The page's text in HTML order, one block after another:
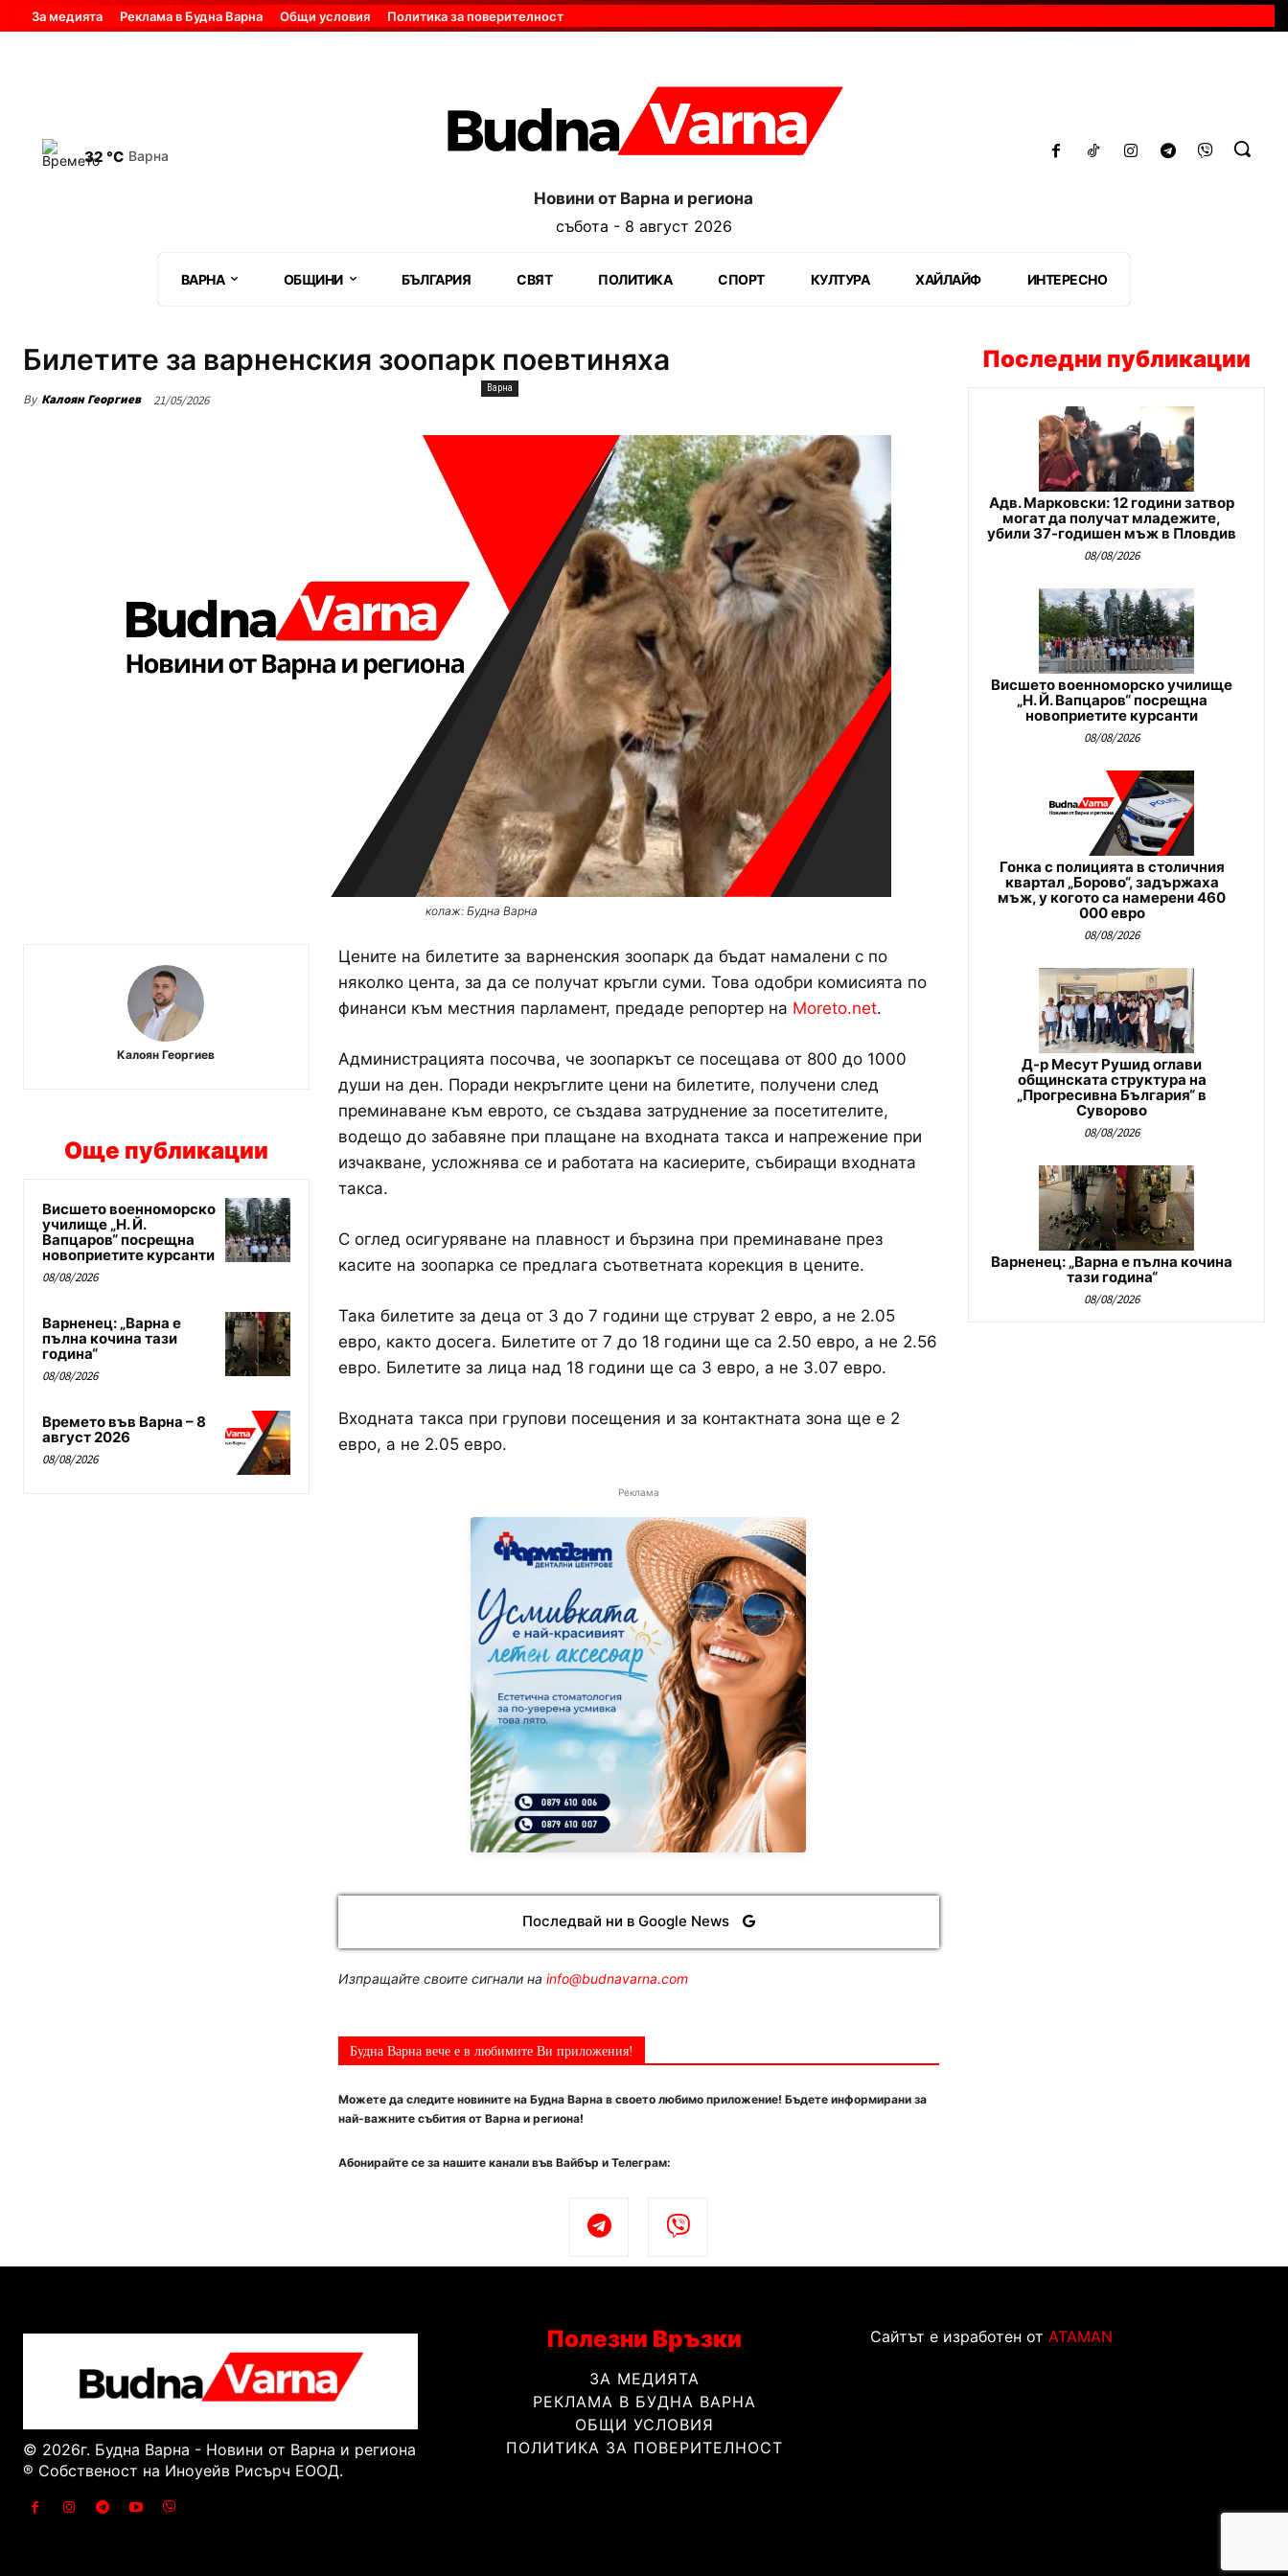
За медията Реклама в Будна Варна Общи условия Политика за поверителност
32 °C Варна
Новини от Варна и региона
събота - 8 август 2026
ВАРНА ОБЩИНИ БЪЛГАРИЯ СВЯТ ПОЛИТИКА СПОРТ КУЛТУРА ХАЙЛАЙФ ИНТЕРЕСНО
Билетите за варненския зоопарк поевтиняха
By Калоян Георгиев 21/05/2026
Варна
колаж: Будна Варна
Калоян Георгиев
Още публикации
Висшето военноморско
училище „Н. Й.
Вапцаров“ посрещна
новоприетите курсанти
08/08/2026
Варненец: „Варна е
пълна кочина тази
година“
08/08/2026
Времето във Варна – 8
август 2026
08/08/2026
Цените на билетите за варненския зоопарк да бъдат намалени с по
няколко цента, за да се получат кръгли суми. Това одобри комисията по
финанси към местния парламент, предаде репортер на Moreto.net.
Администрацията посочва, че зоопаркът се посещава от 800 до 1000
души на ден. Поради некръглите цени на билетите, получени след
преминаване към еврото, се създава затруднение за посетителите,
водещо до забавяне при плащане на входната такса и напрежение при
изчакване, усложнява се и работата на касиерите, събиращи входната
такса.
С оглед осигуряване на плавност и бързина при преминаване през
касите на зоопарка се предлага съответната корекция в цените.
Така билетите за деца от 3 до 7 години ще струват 2 евро, а не 2.05
евро, както досега. Билетите от 7 до 18 години ще са 2.50 евро, а не 2.56
евро. Билетите за лица над 18 години ще са 3 евро, а не 3.07 евро.
Входната такса при групови посещения и за контактната зона ще е 2
евро, а не 2.05 евро.
Реклама
Последвай ни в Google News
Изпращайте своите сигнали на info@budnavarna.com
Будна Варна вече е в любимите Ви приложения!
Можете да следите новините на Будна Варна в своето любимо приложение! Бъдете информирани за
най-важните събития от Варна и региона!
Абонирайте се за нашите канали във Вайбър и Телеграм:
Последни публикации
Адв. Марковски: 12 години затвор
могат да получат младежите,
убили 37-годишен мъж в Пловдив
08/08/2026
Висшето военноморско училище
„Н. Й. Вапцаров“ посрещна
новоприетите курсанти
08/08/2026
Гонка с полицията в столичния
квартал „Борово“, задържаха
мъж, у когото са намерени 460
000 евро
08/08/2026
Д-р Месут Рушид оглави
общинската структура на
„Прогресивна България“ в
Суворово
08/08/2026
Варненец: „Варна е пълна кочина
тази година“
08/08/2026
© 2026г. Будна Варна - Новини от Варна и региона
® Собственост на Иноуейв Рисърч ЕООД.
Полезни Връзки
ЗА МЕДИЯТА
РЕКЛАМА В БУДНА ВАРНА
ОБЩИ УСЛОВИЯ
ПОЛИТИКА ЗА ПОВЕРИТЕЛНОСТ
Сайтът е изработен от ATAMAN